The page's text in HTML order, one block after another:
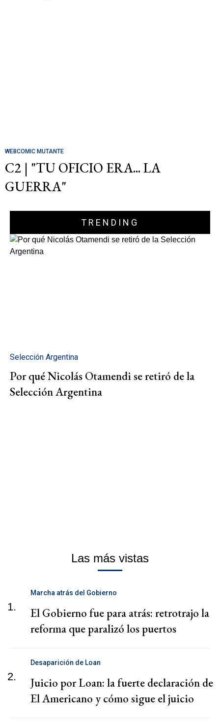
WEBCOMIC MUTANTE
C2 | "TU OFICIO ERA... LA
GUERRA"
TRENDING
Selección Argentina
Por qué Nicolás Otamendi se retiró de la
Selección Argentina
Las más vistas
1.
Marcha atrás del Gobierno
El Gobierno fue para atrás: retrotrajo la
reforma que paralizó los puertos
2.
Desaparición de Loan
Juicio por Loan: la fuerte declaración de
El Americano y cómo sigue el juicio